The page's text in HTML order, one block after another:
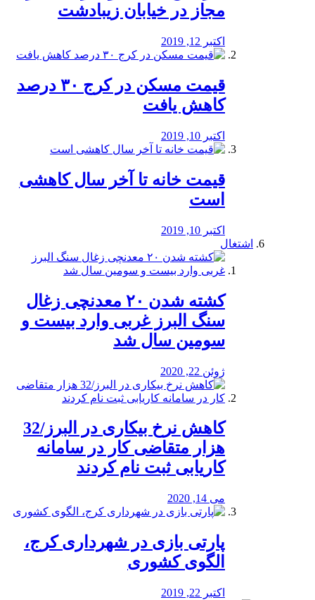
مجاز در خیابان زیبادشت
اکتبر 12, 2019
️قیمت مسکن در کرج ۳۰ درصد
کاهش یافت
اکتبر 10, 2019
قیمت خانه تا آخر سال کاهشی
است
اکتبر 10, 2019
اشتغال
کشته شدن ۲۰ معدنچی زغال
سنگ البرز غربی وارد بیست و
سومین سال شد
ژوئن 22, 2020
کاهش نرخ بیکاری در البرز/32
هزار متقاضی کار در سامانه
کاریابی ثبت نام کردند
می 14, 2020
پارتی بازی در شهرداری کرج،
الگوی کشوری
اکتبر 22, 2019